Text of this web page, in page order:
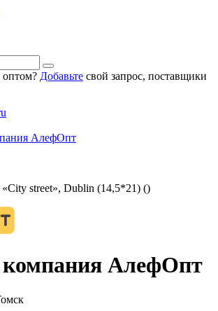
Добавьте свой запрос, поставщики
АлефОпт
«City street», Dublin (14,5*21) ()
АлефОпт